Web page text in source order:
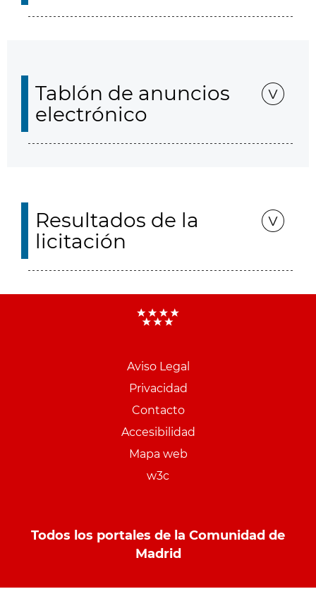
Tablón de anuncios
electrónico
Resultados de la
licitación
Aviso Legal
Privacidad
Contacto
Accesibilidad
Mapa web
w3c
Todos los portales de la Comunidad de
Madrid